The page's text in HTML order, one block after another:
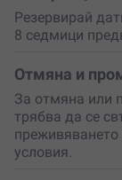
още по-
българското
Това е
оставя дълбок
подарък за
Резервирай
8 седмици
Отмяна и
За отмяна или
трябва да се
преживяването
условия.